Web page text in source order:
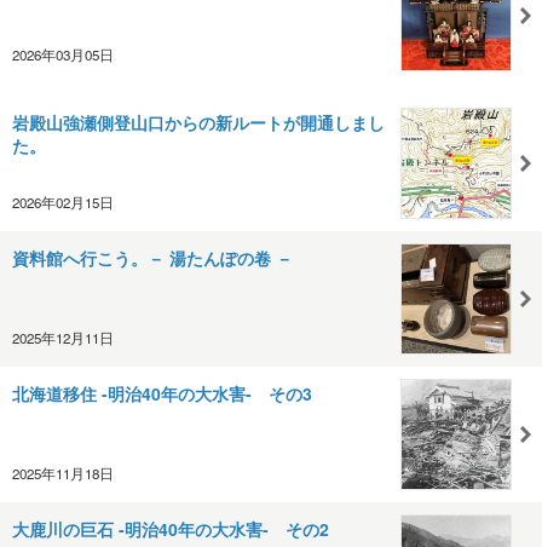
2026年03月05日
岩殿山強瀬側登山口からの新ルートが開通しまし
た。
2026年02月15日
資料館へ行こう。－ 湯たんぽの卷 －
2025年12月11日
北海道移住 -明治40年の大水害- その3
2025年11月18日
大鹿川の巨石 -明治40年の大水害- その2